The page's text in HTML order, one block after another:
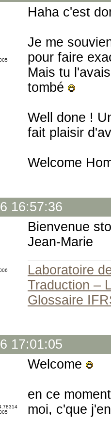
Haha c'est
Je me
pour faire
Mais tu
tombé
Well done !
fait plaisir
Welcome
16:57:36
Bienvenue
Jean-Marie
Laboratoire
Traduction –
Glossaire
17:01:05
Welcome
en ce
moi, c'que